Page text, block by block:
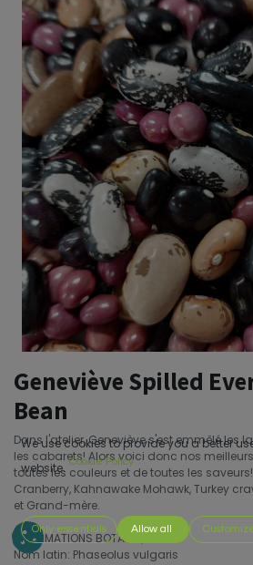
Geneviève Spilled
Bean
Dans l'atelier, Geneviève s'est emmêlé les
les cabarets! Alors voici donc nos
toutes les couleurs et de toutes les saveurs!
Cranberry, Kahnawake Mohawk, Turkey
et Grand-mère.
INFORMATIONS BOTANIQUES
Nom latin: Phaseolus vulgaris
We use cookies to provide you a better
website. Cookie Policy
Only essentials Allow all